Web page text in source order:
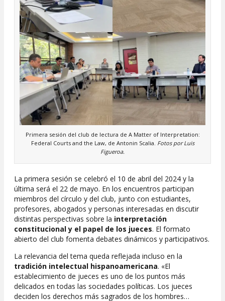
Primera sesión del club de lectura de A Matter of Interpretation:
Federal Courts and the Law, de Antonin Scalia. Fotos por Luis
Figueroa.
La primera sesión se celebró el 10 de abril del 2024 y la
última será el 22 de mayo. En los encuentros participan
miembros del círculo y del club, junto con estudiantes,
profesores, abogados y personas interesadas en discutir
distintas perspectivas sobre la interpretación
constitucional y el papel de los jueces. El formato
abierto del club fomenta debates dinámicos y participativos.
La relevancia del tema queda reflejada incluso en la
tradición intelectual hispanoamericana. «El
establecimiento de jueces es uno de los puntos más
delicados en todas las sociedades políticas. Los jueces
deciden los derechos más sagrados de los hombres…